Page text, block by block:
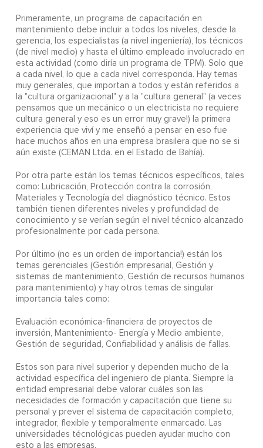
Primeramente, un programa de capacitación en
mantenimiento debe incluir a todos los niveles, desde la
gerencia, los especialistas (a nivel ingeniería), los técnicos
(de nivel medio) y hasta el último empleado involucrado en
esta actividad (como diría un programa de TPM). Solo que
a cada nivel, lo que a cada nivel corresponda. Hay temas
muy generales, que importan a todos y están referidos a
la "cultura organizacional" y a la "cultura general" (a veces
pensamos que un mecánico o un electricista no requiere
cultura general y eso es un error muy grave!) la primera
experiencia que viví y me enseñó a pensar en eso fue
hace muchos años en una empresa brasilera que no se si
aún existe (CEMAN Ltda. en el Estado de Bahía).
Por otra parte están los temas técnicos específicos, tales
como: Lubricación, Protección contra la corrosión,
Materiales y Tecnología del diagnóstico técnico. Estos
también tienen diferentes niveles y profundidad de
conocimiento y se verían según el nivel técnico alcanzado
profesionalmente por cada persona.
Por último (no es un orden de importancia!) están los
temas gerenciales (Gestión empresarial, Gestión y
sistemas de mantenimiento, Gestión de recursos humanos
para mantenimiento) y hay otros temas de singular
importancia tales como:
Evaluación económica-financiera de proyectos de
inversión, Mantenimiento- Energía y Medio ambiente,
Gestión de seguridad, Confiabilidad y análisis de fallas.
Estos son para nivel superior y dependen mucho de la
actividad específica del ingeniero de planta. Siempre la
entidad empresarial debe valorar cuáles son las
necesidades de formación y capacitación que tiene su
personal y prever el sistema de capacitación completo,
integrador, flexible y temporalmente enmarcado. Las
universidades técnológicas pueden ayudar mucho con
esto a las empresas.